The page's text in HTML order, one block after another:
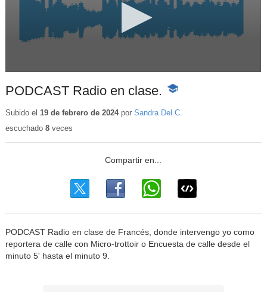
PODCAST Radio en clase.
-
educativo
Subido el 19 de febrero de 2024por Sandra Del C.
escuchado 8veces
PODCAST Radio en clase de Francés, donde intervengo yo como
reportera de calle con Micro-trottoir o Encuesta de calle desde el
minuto 5' hasta el minuto 9.